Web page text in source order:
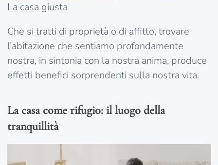
La casa giusta
Che si tratti di proprietà o di affitto, trovare
l’abitazione che sentiamo profondamente
nostra, in sintonia con la nostra anima, produce
effetti benefici sorprendenti sulla nostra vita.
La casa come rifugio: il luogo della
tranquillità